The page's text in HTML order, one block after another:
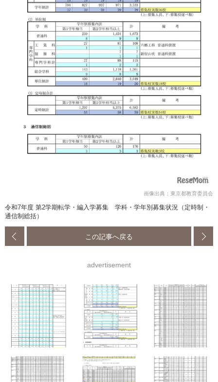
画像出典：東京都教育委員会
令和7年度 第2学期転学・編入学募集 学科・学年別募集状況（定時制・
通信制総括）
この記事へ戻る
advertisement